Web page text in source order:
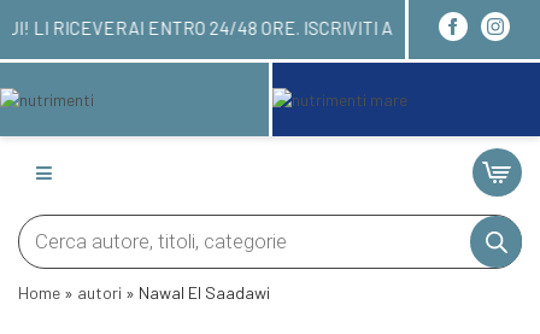
QUI! LI RICEVERAI ENTRO 24/48 ORE.
Products
search
Home » autori » Nawal El Saadawi